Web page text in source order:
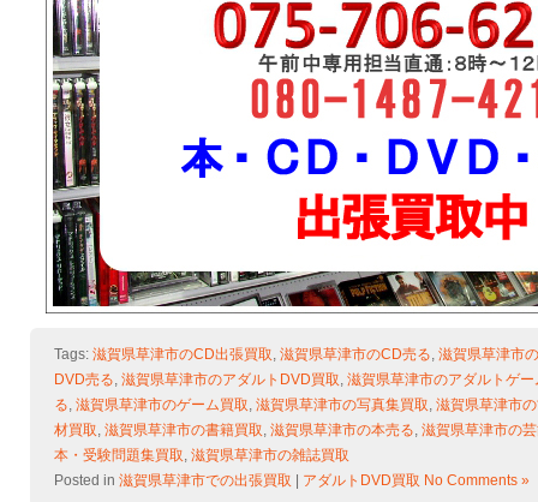
Tags: 滋賀県草津市のCD出張買取, 滋賀県草津市のCD売る, 滋賀県草津市
DVD売る, 滋賀県草津市のアダルトDVD買取, 滋賀県草津市のアダルトゲー
る, 滋賀県草津市のゲーム買取, 滋賀県草津市の写真集買取, 滋賀県草津市
材買取, 滋賀県草津市の書籍買取, 滋賀県草津市の本売る, 滋賀県草津市の
本・受験問題集買取, 滋賀県草津市の雑誌買取
Posted in 滋賀県草津市での出張買取 アダルトDVD買取 No Comments »